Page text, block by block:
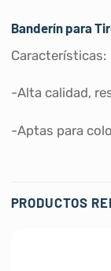
Banderín para
Características:
-Alta calidad,
-Aptas para
PRODUCTOS